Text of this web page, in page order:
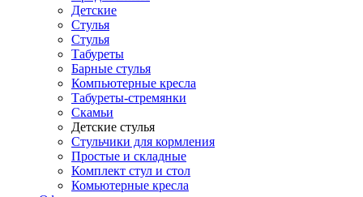
Детские
Стулья
Стулья
Табуреты
Барные стулья
Компьютерные кресла
Табуреты-стремянки
Скамьи
Детские стулья
Стульчики для кормления
Простые и складные
Комплект стул и стол
Комьютерные кресла